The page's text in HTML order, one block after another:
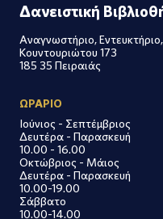
Δανειστική
Αναγνωστήριο,
Κουντουριώτου 173
185 35 Πειραιάς
ΩΡΑΡΙΟ
Ιούνιος - Σεπτέμβριος
Δευτέρα - Παρασκευή
10.00 - 16.00
Οκτώβριος - Μάιος
Δευτέρα - Παρασκευή
10.00-19.00
Σάββατο
10.00-14.00